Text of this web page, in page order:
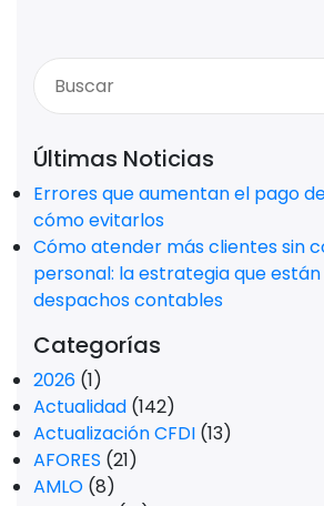
Últimas Noticias
Errores que aumentan el pago
cómo evitarlos
Cómo atender más clientes sin
personal: la estrategia que
despachos contables
Categorías
2026 (1)
Actualidad (142)
Actualización CFDI (13)
AFORES (21)
AMLO (8)